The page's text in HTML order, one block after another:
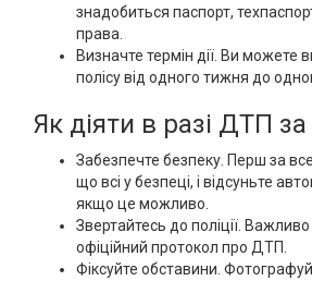
знадобиться паспорт,
права.
Визначте термін дії. Ви можете
полісу від одного тижня до
Як діяти в разі ДТП
Забезпечте безпеку. Перш за
що всі у безпеці, і відсуньте
якщо це можливо.
Звертайтесь до поліції.
офіційний протокол про ДТП.
Фіксуйте обставини.